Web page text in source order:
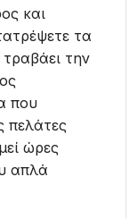
και
τα
την
που
πελάτες
ώρες
απλά